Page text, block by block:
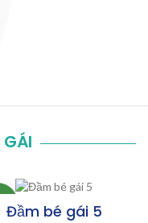
GÁI
Đầm bé gái 5